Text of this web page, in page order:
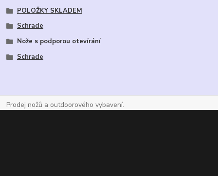
POLOŽKY SKLADEM
Schrade
Nože s podporou otevírání
Schrade
Prodej nožů a outdoorového vybavení.